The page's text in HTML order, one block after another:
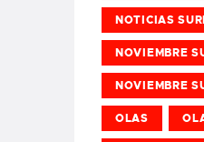
NOTICIAS
NOVIEMBRE
NOVIEMBRE
OLAS